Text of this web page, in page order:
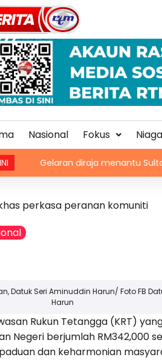
Nasional Fokus Niaga
diraja menantu Sultan Brunei
perkasa peranan komuniti
Datuk Seri Aminuddin Harun/ Foto FB
Harun
Rukun Tetangga (KRT)
Negeri berjumlah RM342,000
dan keharmonian